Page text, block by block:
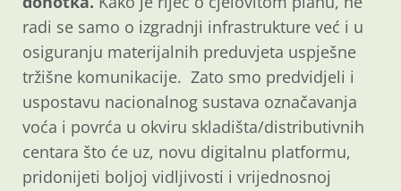
radi se samo o izgradnji infrastrukture već i u
osiguranju materijalnih preduvjeta uspješne
tržišne komunikacije. Zato smo predvidjeli i
uspostavu nacionalnog sustava označavanja
voća i povrća u okviru skladišta/distributivnih
centara što će uz, novu digitalnu platformu,
pridonijeti boljoj vidljivosti i vrijednosnoj